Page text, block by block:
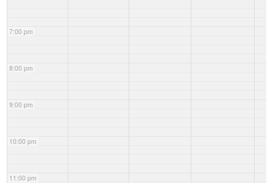
7:00 pm
8:00 pm
9:00 pm
10:00 pm
11:00 pm